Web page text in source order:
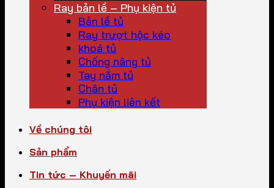
Ray bản lề – Phụ kiện tủ
Bản lề tủ
Ray trượt hộc kéo
khoá tủ
Chống nâng tủ
Tay nắm tủ
Chân tủ
Phụ kiện liên kết
Về chúng tôi
Sản phẩm
Tin tức – Khuyến mãi